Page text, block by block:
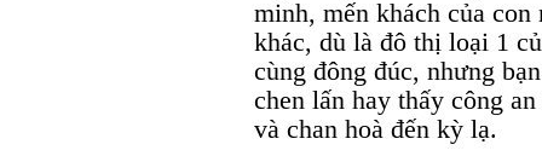
minh, mến khách của
khác, dù là đô thị loại 1
cùng đông đúc, nhưng
chen lấn hay thấy công
và chan hoà đến kỳ lạ.